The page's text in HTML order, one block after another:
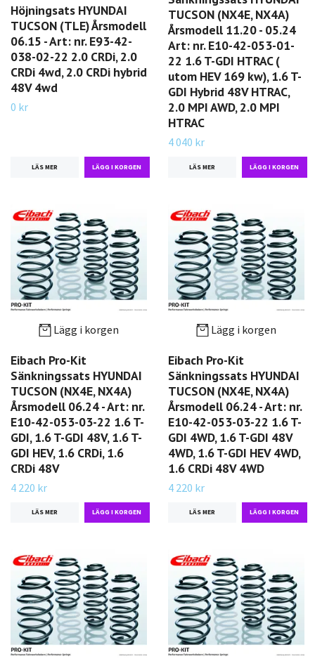
Höjningsats HYUNDAI
TUCSON (TLE) Årsmodell
06.15 - Art: nr. E93-42-
038-02-22 2.0 CRDi, 2.0
CRDi 4wd, 2.0 CRDi hybrid
48V 4wd
0 kr
LÄS MER
TUCSON (NX4E, NX4A)
Årsmodell 11.20 - 05.24
Art: nr. E10-42-053-01-
22 1.6 T-GDI HTRAC (
utom HEV 169 kw), 1.6 T-
GDI Hybrid 48V HTRAC,
2.0 MPI AWD, 2.0 MPI
HTRAC
4 040 kr
LÄS MER
Lägg i korgen
Eibach Pro-Kit
Sänkningssats HYUNDAI
TUCSON (NX4E, NX4A)
Årsmodell 06.24 - Art: nr.
E10-42-053-03-22 1.6 T-
GDI, 1.6 T-GDI 48V, 1.6 T-
GDI HEV, 1.6 CRDi, 1.6
CRDi 48V
4 220 kr
LÄS MER
Lägg i korgen
Eibach Pro-Kit
Sänkningssats HYUNDAI
TUCSON (NX4E, NX4A)
Årsmodell 06.24 - Art: nr.
E10-42-053-03-22 1.6 T-
GDI 4WD, 1.6 T-GDI 48V
4WD, 1.6 T-GDI HEV 4WD,
1.6 CRDi 48V 4WD
4 220 kr
LÄS MER